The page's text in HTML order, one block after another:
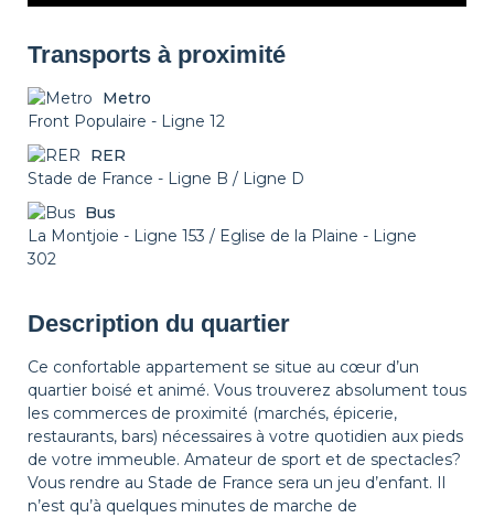
Transports à proximité
Metro
Front Populaire - Ligne 12
RER
Stade de France - Ligne B / Ligne D
Bus
La Montjoie - Ligne 153 / Eglise de la Plaine - Ligne
302
Description du quartier
Ce confortable appartement se situe au cœur d’un
quartier boisé et animé. Vous trouverez absolument tous
les commerces de proximité (marchés, épicerie,
restaurants, bars) nécessaires à votre quotidien aux pieds
de votre immeuble. Amateur de sport et de spectacles?
Vous rendre au Stade de France sera un jeu d’enfant. Il
n’est qu’à quelques minutes de marche de